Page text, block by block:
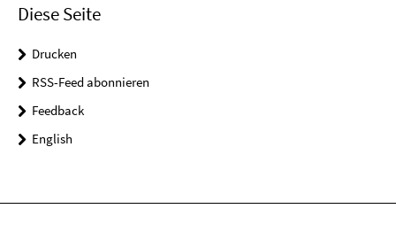
Diese Seite
Drucken
RSS-Feed abonnieren
Feedback
English